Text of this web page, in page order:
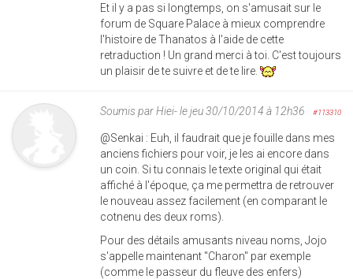
Et il y a pas si longtemps, on s'amusait sur le
forum de Square Palace à mieux comprendre
l'histoire de Thanatos à l'aide de cette
retraduction ! Un grand merci à toi. C'est toujours
un plaisir de te suivre et de te lire.
Soumis parHiei-le jeu 30/10/2014 à 12h36 #113310
@Senkai : Euh, il faudrait que je fouille dans mes
anciens fichiers pour voir, je les ai encore dans
un coin. Si tu connais le texte original qui était
affiché à l'époque, ça me permettra de retrouver
le nouveau assez facilement (en comparant le
cotnenu des deux roms).
Pour des détails amusants niveau noms, Jojo
s'appelle maintenant "Charon" par exemple
(comme le passeur du fleuve des enfers)